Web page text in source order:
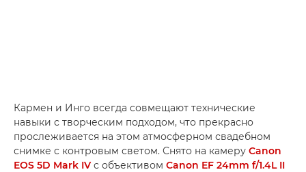
Кармен и Инго всегда совмещают технические
навыки с творческим подходом, что прекрасно
прослеживается на этом атмосферном свадебном
снимке с контровым светом. Снято на камеру Canon
EOS 5D Mark IV с объективом Canon EF 24mm f/1.4L II